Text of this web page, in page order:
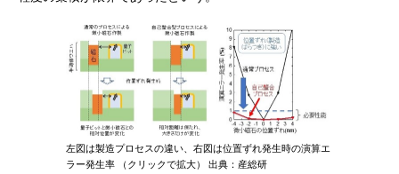
左図は製造プロセスの違い、右図は位置ずれ発生時の演算エ
ラー発生率 （クリックで拡大） 出典：産総研